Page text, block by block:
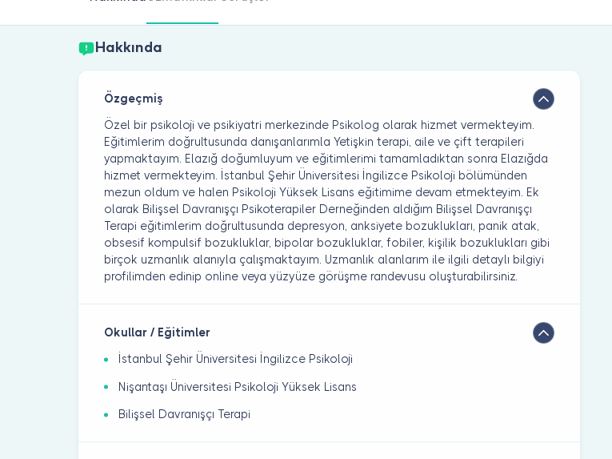
Hakkında
Özgeçmiş
Özel bir psikoloji ve psikiyatri merkezinde Psikolog olarak hizmet vermekteyim.
Eğitimlerim doğrultusunda danışanlarımla Yetişkin terapi, aile ve çift terapileri
yapmaktayım. Elazığ doğumluyum ve eğitimlerimi tamamladıktan sonra Elazığda
hizmet vermekteyim. İstanbul Şehir Üniversitesi İngilizce Psikoloji bölümünden
mezun oldum ve halen Psikoloji Yüksek Lisans eğitimime devam etmekteyim. Ek
olarak Bilişsel Davranışçı Psikoterapiler Derneğinden aldığım Bilişsel Davranışçı
Terapi eğitimlerim doğrultusunda depresyon, anksiyete bozuklukları, panik atak,
obsesif kompulsif bozukluklar, bipolar bozukluklar, fobiler, kişilik bozuklukları gibi
birçok uzmanlık alanıyla çalışmaktayım. Uzmanlık alanlarım ile ilgili detaylı bilgiyi
profilimden edinip online veya yüzyüze görüşme randevusu oluşturabilirsiniz.
Okullar / Eğitimler
İstanbul Şehir Üniversitesi İngilizce Psikoloji
Nişantaşı Üniversitesi Psikoloji Yüksek Lisans
Bilişsel Davranışçı Terapi